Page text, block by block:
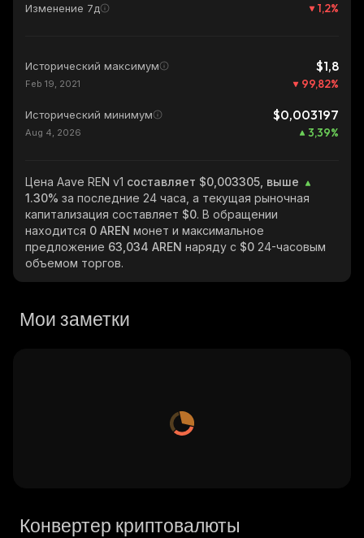
Изменение 7д 1,2%
Исторический максимум $1,8
Feb 19, 2021 99,82%
Исторический минимум $0,003197
Aug 4, 2026 3,39%
Цена Aave REN v1 составляет $0,003305, выше
1.30% за последние 24 часа, а текущая рыночная
капитализация составляет $0. В обращении
находится 0 AREN монет и максимальное
предложение 63,034 AREN наряду с $0 24-часовым
объемом торгов.
Мои заметки
Конвертер криптовалюты